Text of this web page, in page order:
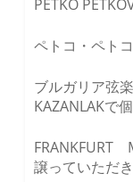
PETKO
ペトコ・ペト
ブルガリア弦
KAZANLAKで
FRANKFURT
譲っていただ